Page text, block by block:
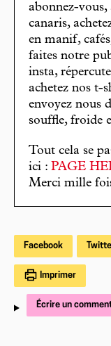
abonnez-vous,
canaris,
en manif,
faites notre
insta,
achetez nos t-
envoyez nous
souffle, froide
Tout cela se
ici : PAGE
Merci mille
Facebook
Imprimer
Écrire un